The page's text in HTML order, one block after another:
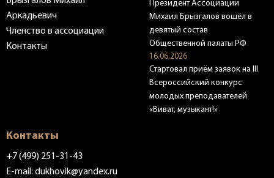
Аркадьевич
Членство в ассоциации
Контакты
Президент Ассоциации
Михаил Брызгалов вошёл в
девятый состав
Общественной палаты РФ
16.06.2026
Стартовал приём заявок на III
Всероссийский конкурс
молодых преподавателей
«Виват, музыкант!»
Контакты
+7 (499) 251-31-43
E-mail: dukhovik@yandex.ru